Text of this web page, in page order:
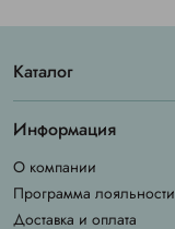
Каталог
Информация
О компании
Программа лояльности
Доставка и оплата